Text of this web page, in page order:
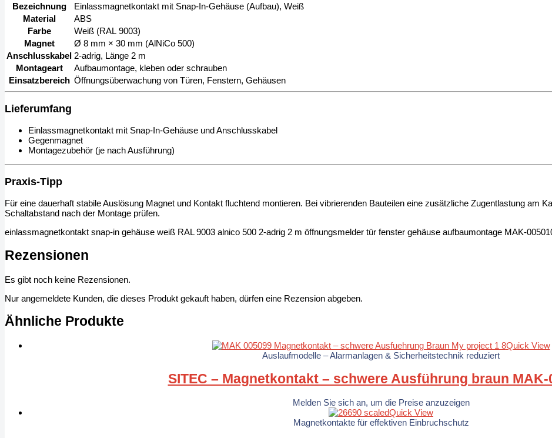
Bezeichnung
Einlassmagnetkontakt mit Snap-In-Gehäuse (Aufbau), Weiß
Material
ABS
Farbe
Weiß (RAL 9003)
Magnet
Ø 8 mm × 30 mm (AlNiCo 500)
Anschlusskabel 2-adrig, Länge 2 m
Montageart
Aufbaumontage, kleben oder schrauben
Einsatzbereich Öffnungsüberwachung von Türen, Fenstern, Gehäusen
Lieferumfang
Einlassmagnetkontakt mit Snap-In-Gehäuse und Anschlusskabel
Gegenmagnet
Montagezubehör (je nach Ausführung)
Praxis-Tipp
Für eine dauerhaft stabile Auslösung Magnet und Kontakt fluchtend montieren. Bei vibrierenden Bauteilen eine zusätzliche Zugentlastung am
Schaltabstand nach der Montage prüfen.
einlassmagnetkontakt snap-in gehäuse weiß RAL 9003 alnico 500 2-adrig 2 m öffnungsmelder tür fenster gehäuse aufbaumontage MAK-
Rezensionen
Es gibt noch keine Rezensionen.
Nur angemeldete Kunden, die dieses Produkt gekauft haben, dürfen eine Rezension abgeben.
Ähnliche Produkte
Quick View
Auslaufmodelle – Alarmanlagen & Sicherheitstechnik reduziert
SITEC – Magnetkontakt – schwere Ausführung braun MAK-
Melden Sie sich an, um die Preise anzuzeigen
Quick View
Magnetkontakte für effektiven Einbruchschutz